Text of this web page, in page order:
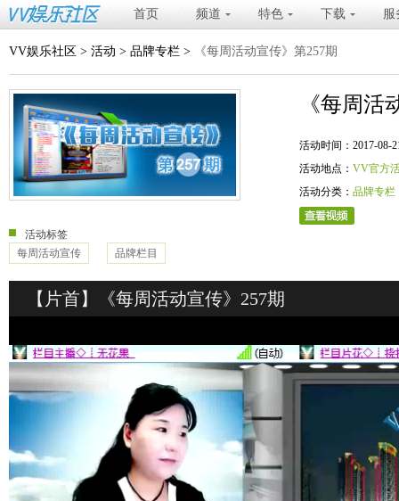
首页 频道 特色 下载 服
VV娱乐社区 > 活动 > 品牌专栏 > 《每周活动宣传》第257期
《每周活
活动时间：2017-08-
活动地点： VV官方
活动分类： 品牌专栏
活动标签
每周活动宣传
品牌栏目
【片首】《每周活动宣传》257期